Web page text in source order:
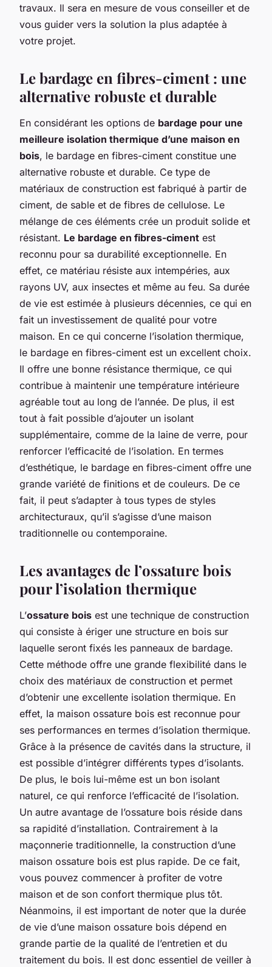
travaux. Il sera en mesure de vous conseiller et de
vous guider vers la solution la plus adaptée à
votre projet.
Le bardage en fibres-ciment : une
alternative robuste et durable
En considérant les options de bardage pour une
meilleure isolation thermique d’une maison en
bois, le bardage en fibres-ciment constitue une
alternative robuste et durable. Ce type de
matériaux de construction est fabriqué à partir de
ciment, de sable et de fibres de cellulose. Le
mélange de ces éléments crée un produit solide et
résistant. Le bardage en fibres-ciment est
reconnu pour sa durabilité exceptionnelle. En
effet, ce matériau résiste aux intempéries, aux
rayons UV, aux insectes et même au feu. Sa durée
de vie est estimée à plusieurs décennies, ce qui en
fait un investissement de qualité pour votre
maison. En ce qui concerne l’isolation thermique,
le bardage en fibres-ciment est un excellent choix.
Il offre une bonne résistance thermique, ce qui
contribue à maintenir une température intérieure
agréable tout au long de l’année. De plus, il est
tout à fait possible d’ajouter un isolant
supplémentaire, comme de la laine de verre, pour
renforcer l’efficacité de l’isolation. En termes
d’esthétique, le bardage en fibres-ciment offre une
grande variété de finitions et de couleurs. De ce
fait, il peut s’adapter à tous types de styles
architecturaux, qu’il s’agisse d’une maison
traditionnelle ou contemporaine.
Les avantages de l’ossature bois
pour l’isolation thermique
L’ossature bois est une technique de construction
qui consiste à ériger une structure en bois sur
laquelle seront fixés les panneaux de bardage.
Cette méthode offre une grande flexibilité dans le
choix des matériaux de construction et permet
d’obtenir une excellente isolation thermique. En
effet, la maison ossature bois est reconnue pour
ses performances en termes d’isolation thermique.
Grâce à la présence de cavités dans la structure, il
est possible d’intégrer différents types d’isolants.
De plus, le bois lui-même est un bon isolant
naturel, ce qui renforce l’efficacité de l’isolation.
Un autre avantage de l’ossature bois réside dans
sa rapidité d’installation. Contrairement à la
maçonnerie traditionnelle, la construction d’une
maison ossature bois est plus rapide. De ce fait,
vous pouvez commencer à profiter de votre
maison et de son confort thermique plus tôt.
Néanmoins, il est important de noter que la durée
de vie d’une maison ossature bois dépend en
grande partie de la qualité de l’entretien et du
traitement du bois. Il est donc essentiel de veiller à